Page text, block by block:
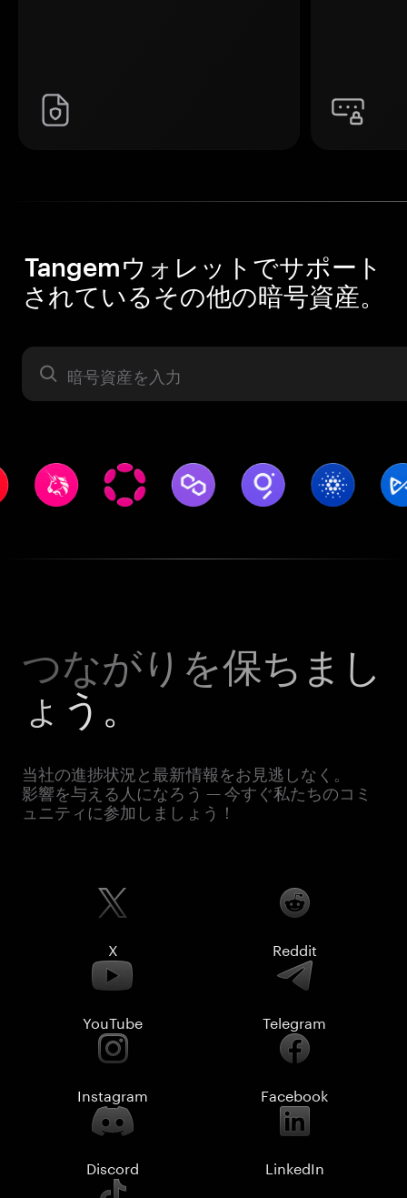
Tangemウォレットでサポート
されているその他の暗号資産。
暗号資産
つながりを保ちまし
ょう。
当社の進捗状況と最新情報をお見逃しなく。
影響を与える人になろう — 今すぐ私たちのコミ
ュニティに参加しましょう！
X Reddit
YouTube Telegram
Instagram Facebook
Discord LinkedIn